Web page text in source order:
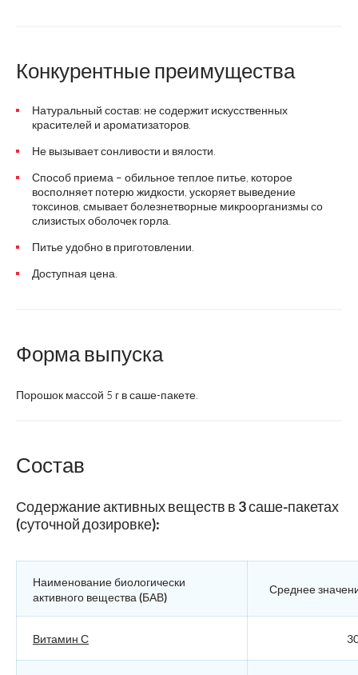
Конкурентные преимущества
Натуральный состав: не содержит искусственных
красителей и ароматизаторов.
Не вызывает сонливости и вялости.
Способ приема – обильное теплое питье, которое
восполняет потерю жидкости, ускоряет выведение
токсинов, смывает болезнетворные микроорганизмы со
слизистых оболочек горла.
Питье удобно в приготовлении.
Доступная цена.
Форма выпуска
Порошок массой 5 г в саше-пакете.
Состав
Содержание активных веществ в 3 саше-пакетах
(суточной дозировке):
Наименование биологически
активного вещества (БАВ)
Среднее
Витамин С